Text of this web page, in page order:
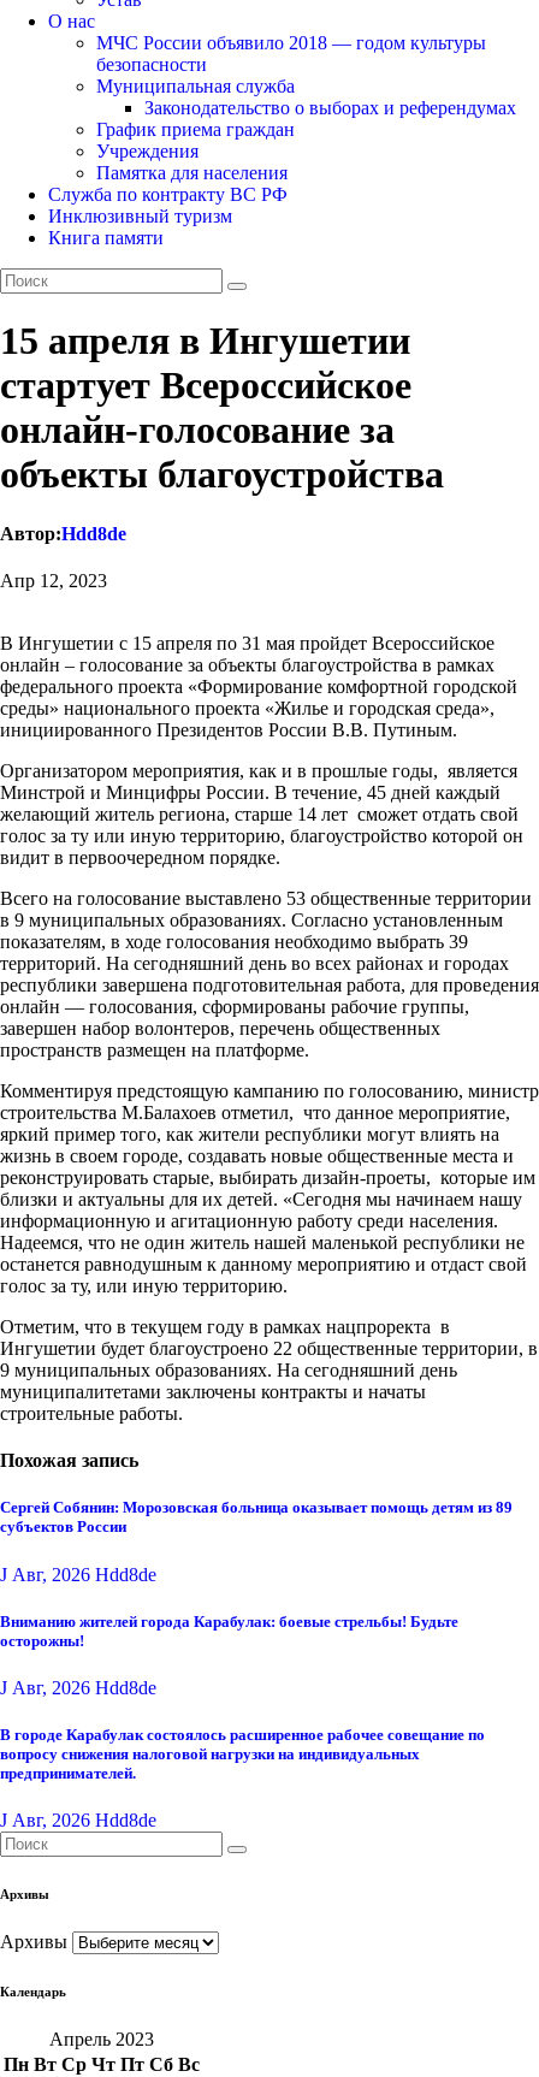
О нас
МЧС России объявило 2018 — годом культуры
безопасности
Муниципальная служба
Законодательство о выборах и референдумах
График приема граждан
Учреждения
Памятка для населения
Служба по контракту ВС РФ
Инклюзивный туризм
Книга памяти
15 апреля в Ингушетии
стартует Всероссийское
онлайн-голосование за
объекты благоустройства
Автор:Hdd8de
Апр 12, 2023
В Ингушетии с 15 апреля по 31 мая пройдет Всероссийское
онлайн – голосование за объекты благоустройства в рамках
федерального проекта «Формирование комфортной городской
среды» национального проекта «Жилье и городская среда»,
инициированного Президентов России В.В. Путиным.
Организатором мероприятия, как и в прошлые годы, является
Минстрой и Минцифры России. В течение, 45 дней каждый
желающий житель региона, старше 14 лет сможет отдать свой
голос за ту или иную территорию, благоустройство которой он
видит в первоочередном порядке.
Всего на голосование выставлено 53 общественные территории
в 9 муниципальных образованиях. Согласно установленным
показателям, в ходе голосования необходимо выбрать 39
территорий. На сегодняшний день во всех районах и городах
республики завершена подготовительная работа, для проведения
онлайн — голосования, сформированы рабочие группы,
завершен набор волонтеров, перечень общественных
пространств размещен на платформе.
Комментируя предстоящую кампанию по голосованию, министр
строительства М.Балахоев отметил, что данное мероприятие,
яркий пример того, как жители республики могут влиять на
жизнь в своем городе, создавать новые общественные места и
реконструировать старые, выбирать дизайн-проеты, которые им
близки и актуальны для их детей. «Сегодня мы начинаем нашу
информационную и агитационную работу среди населения.
Надеемся, что не один житель нашей маленькой республики не
останется равнодушным к данному мероприятию и отдаст свой
голос за ту, или иную территорию.
Отметим, что в текущем году в рамках нацпроректа в
Ингушетии будет благоустроено 22 общественные территории, в
9 муниципальных образованиях. На сегодняшний день
муниципалитетами заключены контракты и начаты
строительные работы.
Похожая запись
Сергей Собянин: Морозовская больница оказывает помощь детям из 89
субъектов России
J Авг, 2026 Hdd8de
Вниманию жителей города Карабулак: боевые стрельбы! Будьте
осторожны!
J Авг, 2026 Hdd8de
В городе Карабулак состоялось расширенное рабочее совещание по
вопросу снижения налоговой нагрузки на индивидуальных
предпринимателей.
J Авг, 2026 Hdd8de
Архивы
Архивы
Календарь
Апрель 2023
Пн Вт Ср Чт Пт Сб Вс